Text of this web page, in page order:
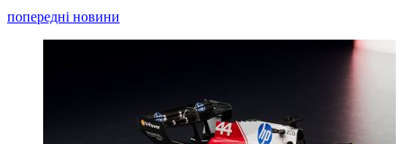
попередні новини